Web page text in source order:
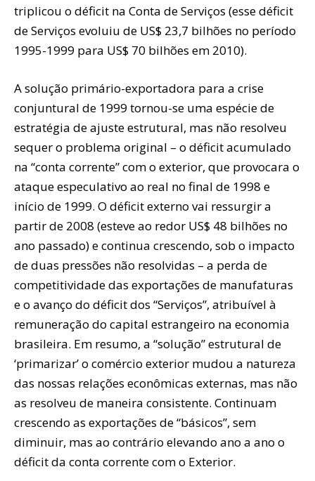
triplicou o déficit na Conta de Serviços (esse déficit
de Serviços evoluiu de US$ 23,7 bilhões no período
1995-1999 para US$ 70 bilhões em 2010).
A solução primário-exportadora para a crise
conjuntural de 1999 tornou-se uma espécie de
estratégia de ajuste estrutural, mas não resolveu
sequer o problema original – o déficit acumulado
na “conta corrente” com o exterior, que provocara o
ataque especulativo ao real no final de 1998 e
início de 1999. O déficit externo vai ressurgir a
partir de 2008 (esteve ao redor US$ 48 bilhões no
ano passado) e continua crescendo, sob o impacto
de duas pressões não resolvidas – a perda de
competitividade das exportações de manufaturas
e o avanço do déficit dos “Serviços”, atribuível à
remuneração do capital estrangeiro na economia
brasileira. Em resumo, a “solução” estrutural de
‘primarizar’ o comércio exterior mudou a natureza
das nossas relações econômicas externas, mas não
as resolveu de maneira consistente. Continuam
crescendo as exportações de “básicos”, sem
diminuir, mas ao contrário elevando ano a ano o
déficit da conta corrente com o Exterior.